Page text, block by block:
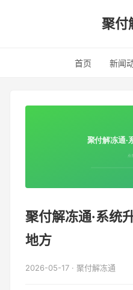
聚付
首页 新闻
聚付解冻通·系统
地方
2026-05-17 · 聚付解冻通